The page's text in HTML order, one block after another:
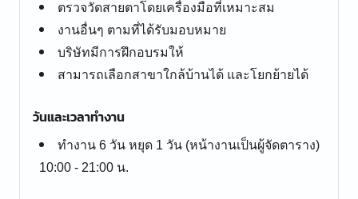
ตรวจวัดสายตาโดยเครื่องมือที่เหมาะสม
งานอื่นๆ ตามที่ได้รับมอบหมาย
บริษัทมีการฝึกอบรมให้
สามารถเลือกสาขาใกล้บ้านได้ และโยกย้ายได้
วันและเวลาทำงาน
ทำงาน 6 วัน หยุด 1 วัน (หน้างานเป็นผู้จัดตาราง)
10:00 - 21:00 น.